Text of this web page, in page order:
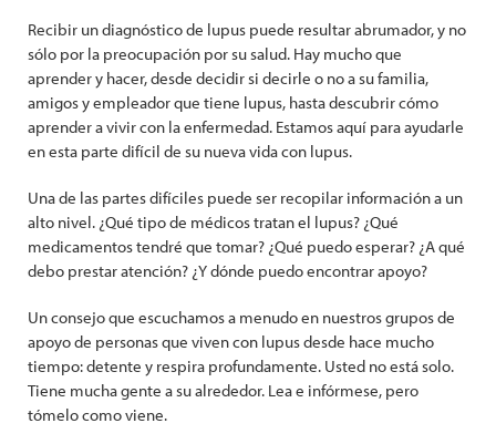
Recibir un diagnóstico de lupus puede resultar abrumador, y no
sólo por la preocupación por su salud. Hay mucho que
aprender y hacer, desde decidir si decirle o no a su familia,
amigos y empleador que tiene lupus, hasta descubrir cómo
aprender a vivir con la enfermedad. Estamos aquí para ayudarle
en esta parte difícil de su nueva vida con lupus.
Una de las partes difíciles puede ser recopilar información a un
alto nivel. ¿Qué tipo de médicos tratan el lupus? ¿Qué
medicamentos tendré que tomar? ¿Qué puedo esperar? ¿A qué
debo prestar atención? ¿Y dónde puedo encontrar apoyo?
Un consejo que escuchamos a menudo en nuestros grupos de
apoyo de personas que viven con lupus desde hace mucho
tiempo: detente y respira profundamente. Usted no está solo.
Tiene mucha gente a su alrededor. Lea e infórmese, pero
tómelo como viene.